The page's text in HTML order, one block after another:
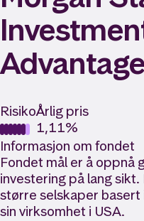
RisikoÅrlig pris
1,11%
Informasjon om fondet
Fondet mål er å oppnå
investering på lang
større selskaper basert
sin virksomhet i USA.